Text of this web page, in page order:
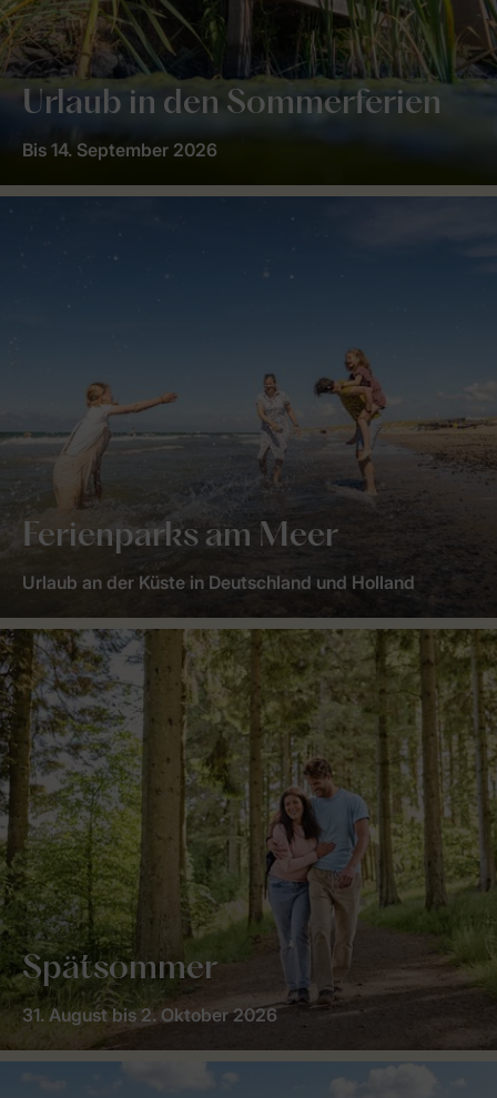
Urlaub in den Sommerferien
Bis 14. September 2026
Ferienparks am Meer
Urlaub an der Küste in Deutschland und Holland
Spätsommer
31. August bis 2. Oktober 2026